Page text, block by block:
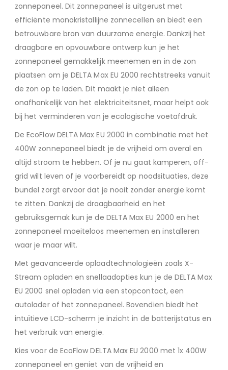
zonnepaneel. Dit zonnepaneel is uitgerust met
efficiënte monokristallijne zonnecellen en biedt een
betrouwbare bron van duurzame energie. Dankzij het
draagbare en opvouwbare ontwerp kun je het
zonnepaneel gemakkelijk meenemen en in de zon
plaatsen om je DELTA Max EU 2000 rechtstreeks vanuit
de zon op te laden. Dit maakt je niet alleen
onafhankelijk van het elektriciteitsnet, maar helpt ook
bij het verminderen van je ecologische voetafdruk.
De EcoFlow DELTA Max EU 2000 in combinatie met het
400W zonnepaneel biedt je de vrijheid om overal en
altijd stroom te hebben. Of je nu gaat kamperen, off-
grid wilt leven of je voorbereidt op noodsituaties, deze
bundel zorgt ervoor dat je nooit zonder energie komt
te zitten. Dankzij de draagbaarheid en het
gebruiksgemak kun je de DELTA Max EU 2000 en het
zonnepaneel moeiteloos meenemen en installeren
waar je maar wilt.
Met geavanceerde oplaadtechnologieën zoals X-
Stream opladen en snellaadopties kun je de DELTA Max
EU 2000 snel opladen via een stopcontact, een
autolader of het zonnepaneel. Bovendien biedt het
intuïtieve LCD-scherm je inzicht in de batterijstatus en
het verbruik van energie.
Kies voor de EcoFlow DELTA Max EU 2000 met 1x 400W
zonnepaneel en geniet van de vrijheid en